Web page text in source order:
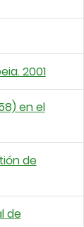
2001
en el
de
de